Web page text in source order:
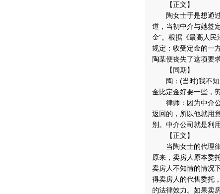
【正文】
陶女士于是想通过
道，当初中介与她签
金"。根据《最高人民
规定：收受定金的一
陶某便丧失了这项要
【同期】
陶：(当时)我不知
金比定金好要一些，
律师：因为中介公
返回的，所以他就用
别。中介公司就是利
【正文】
当陶女士的代理律
原来，卖房人原本委
卖房人不知情的情况
得卖房人的代售委托
的法律效力。如果卖